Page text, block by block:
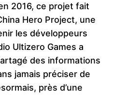
2016, ce projet fait
Hero Project, une
les développeurs
Ultizero Games a
des informations
jamais préciser de
près d’une